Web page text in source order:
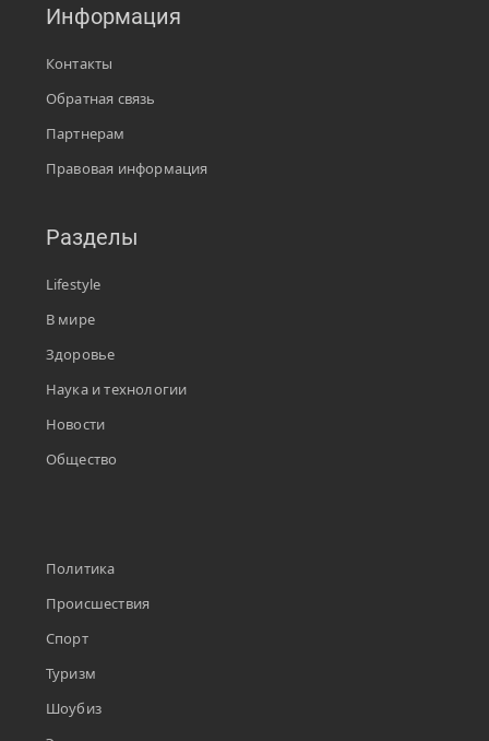
Информация
Контакты
Обратная связь
Партнерам
Правовая информация
Разделы
Lifestyle
В мире
Здоровье
Наука и технологии
Новости
Общество
Политика
Происшествия
Спорт
Туризм
Шоубиз